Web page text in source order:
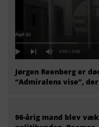
Jørgen Reenberg er
“Admiralens vise”,
96-årig mand blev